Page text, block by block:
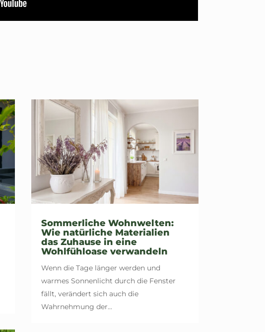
Sommerliche Wohnwelten:
Wie natürliche Materialien
das Zuhause in eine
Wohlfühloase verwandeln
Wenn die Tage länger werden und
warmes Sonnenlicht durch die Fenster
fällt, verändert sich auch die
Wahrnehmung der...